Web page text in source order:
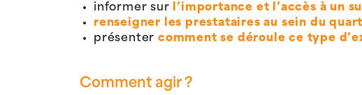
informer sur l’importance et l’accès à un
renseigner les prestataires au sein du
présenter comment se déroule ce type
Comment agir ?